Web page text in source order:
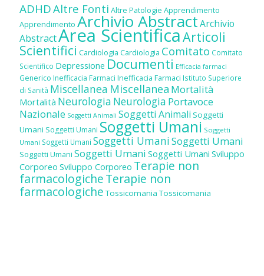
ADHDAltre Fonti Altre Patologie Apprendimento
Apprendimento Archivio AbstractArchivio
AbstractArea ScientificaArticoli
Scientifici Cardiologia Cardiologia Comitato Comitato
Scientifico Depressione Documenti Efficacia farmaci
Generico Inefficacia Farmaci Inefficacia Farmaci Istituto Superiore
di Sanità Miscellanea Miscellanea Mortalità
Mortalità Neurologia Neurologia Portavoce
Nazionale Soggetti Animali Soggetti Animali Soggetti
Umani Soggetti Umani Soggetti Umani Soggetti
Umani Soggetti Umani Soggetti UmaniSoggetti Umani
Soggetti Umani Soggetti Umani Soggetti Umani Sviluppo
Corporeo Sviluppo Corporeo Terapie non
farmacologicheTerapie non
farmacologiche Tossicomania Tossicomania